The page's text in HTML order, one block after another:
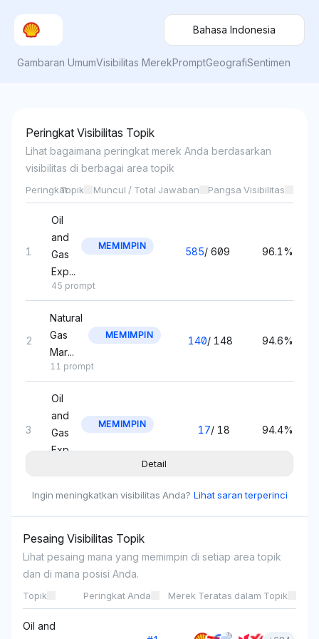
Bahasa Indonesia
Gambaran UmumVisibilitas MerekPromptGeografiSentimen
Peringkat Visibilitas Topik
Lihat bagaimana peringkat merek Anda berdasarkan
visibilitas di berbagai area topik
PeringkatTopik Muncul / Total Jawaban Pangsa Visibilitas
1
Oil
and
Gas
Exp...
MEMIMPIN
45 prompt
585/ 609 96.1%
2
Natural
Gas
Mar...
MEMIMPIN
11 prompt
140/ 148 94.6%
3
Oil
and
Gas
Exp...
MEMIMPIN 17/ 18 94.4%
Electric
5
Renewable
Energ...
MEMIMPIN
58 prompt
Petrochemical
Ingin meningkatkan visibilitas Anda? Lihat saran terperinci
Detail
Pesaing Visibilitas Topik
Lihat pesaing mana yang memimpin di setiap area topik
dan di mana posisi Anda.
Topik Peringkat Anda Merek Teratas dalam Topik
Oil and